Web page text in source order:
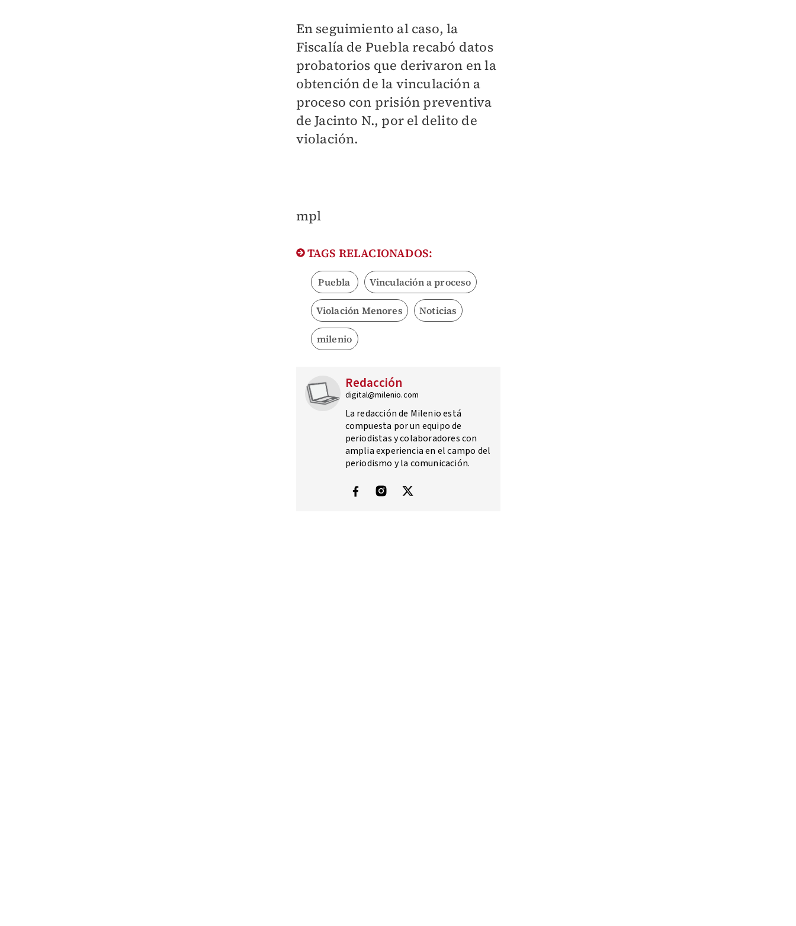
En seguimiento al caso, la
Fiscalía de Puebla recabó datos
probatorios que derivaron en la
obtención de la vinculación a
proceso con prisión preventiva
de Jacinto N., por el delito de
violación.
mpl
TAGS RELACIONADOS:
Puebla Vinculación a proceso
Violación Menores Noticias
milenio
Redacción
digital@milenio.com
La redacción de Milenio está
compuesta por un equipo de
periodistas y colaboradores con
amplia experiencia en el campo del
periodismo y la comunicación.